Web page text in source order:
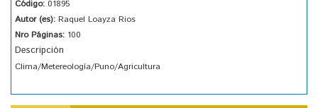
Código: 01895
Autor (es): Raquel Loayza Rios
Nro Páginas: 100
Descripción
Clima/Metereología/Puno/Agricultura